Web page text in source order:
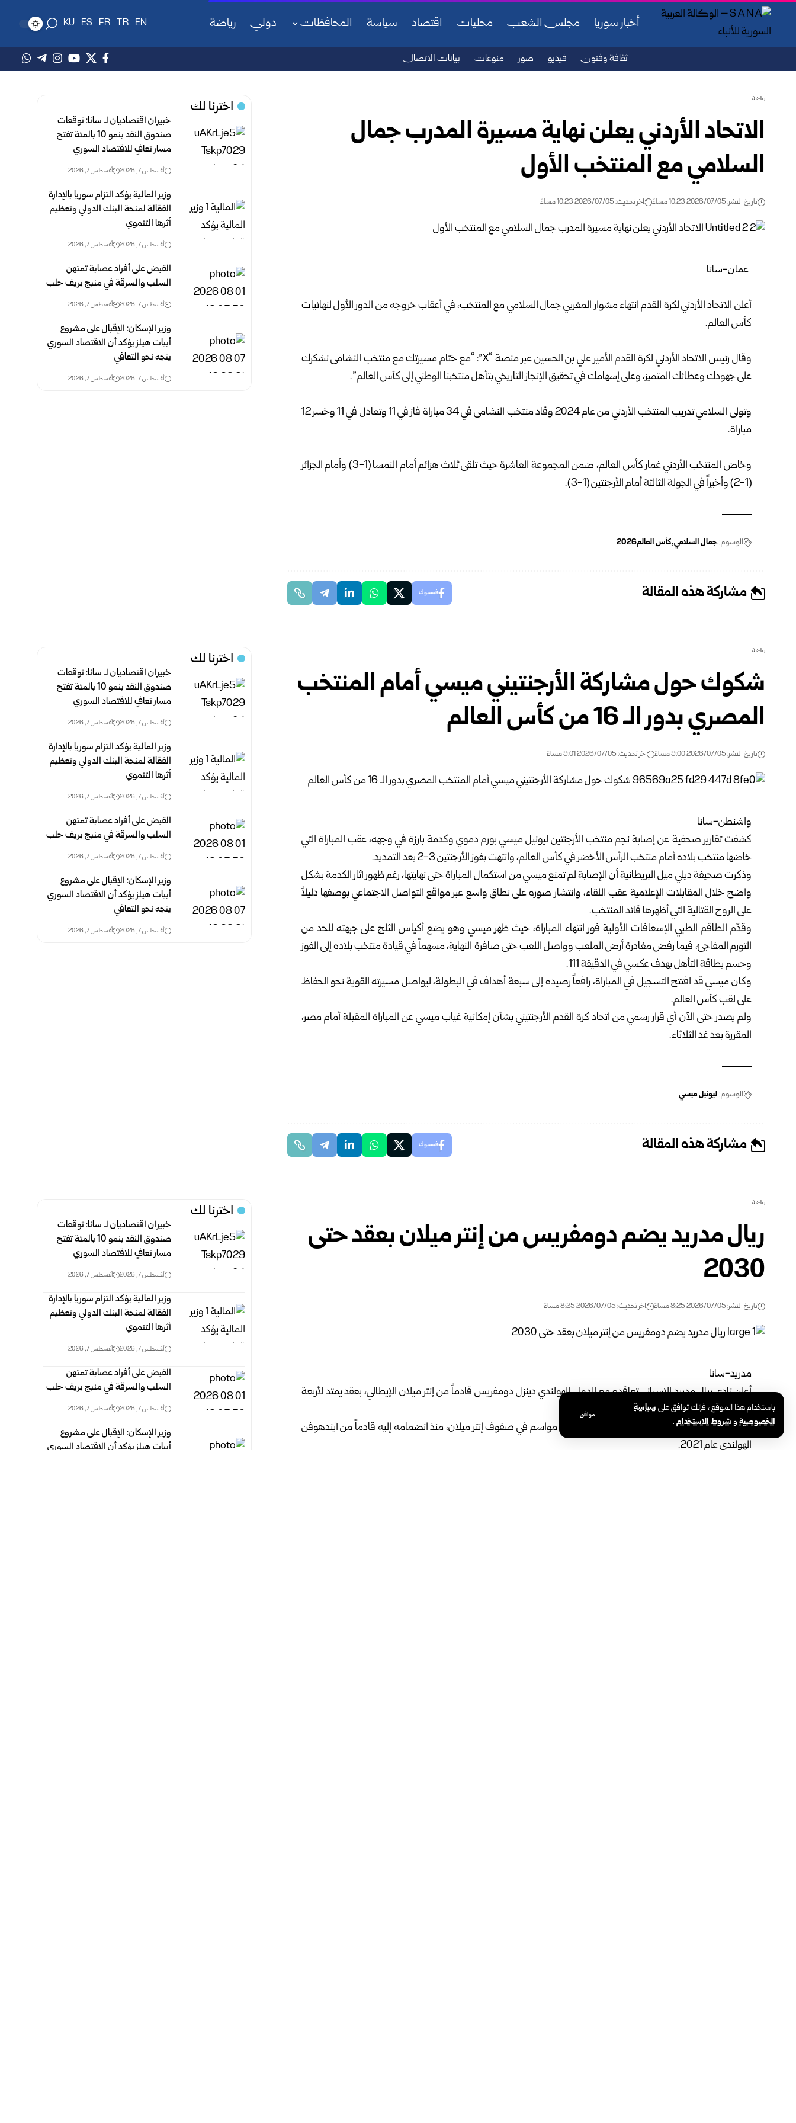
باستخدام هذا الموقع ، فإنك توافق علىسياسة
الخصوصيةوشروط الاستخدام.
موافق
أخبار سوريا مجلس الشعب محليات اقتصاد سياسة المحافظات دولي رياضة EN
TR
FR
ES
KU
ثقافة وفنون فيديو صور منوعات بيانات الاتصال
رياضة
الاتحاد الأردني يعلن نهاية مسيرة المدرب جمال
السلامي مع المنتخب الأول
تاريخ النشر: 2026/07/05 10:23 مساءً اخر تحديث: 2026/07/05 10:23 مساءً
عمان-سانا
أعلن الاتحاد الأردني لكرة القدم انتهاء مشوار المغربي جمال السلامي مع المنتخب، في أعقاب خروجه من الدور الأول لنهائيات
كأس العالم.
وقال رئيس الاتحاد الأردني لكرة القدم الأمير علي بن الحسين عبر منصة “X”: “مع ختام مسيرتك مع منتخب النشامى نشكرك
على جهودك وعطائك المتميز، وعلى إسهامك في تحقيق الإنجاز التاريخي بتأهل منتخبنا الوطني إلى كأس العالم”.
وتولى السلامي تدريب المنتخب الأردني من عام 2024 وقاد منتخب النشامى في 34 مباراة فاز في 11 وتعادل في 11 وخسر 12
مباراة.
وخاض المنتخب الأردني غمار كأس العالم، ضمن المجموعة العاشرة حيث تلقى ثلاث هزائم أمام النمسا (1-3) وأمام الجزائر
(1-2) وأخيراً في الجولة الثالثة أمام الأرجنتين (1-3).
الوسوم:جمال السلامي كأس العالم2026
مشاركة هذه المقالة فيسبوك
اخترنا لك
خبيران اقتصاديان لـ سانا: توقعات
صندوق النقد بنمو 10 بالمئة تفتح
مسار تعافٍ للاقتصاد السوري
أغسطس 7, 2026 أغسطس 7, 2026
وزير المالية يؤكد التزام سوريا بالإدارة
الفعّالة لمنحة البنك الدولي وتعظيم
أثرها التنموي
أغسطس 7, 2026 أغسطس 7, 2026
القبض على أفراد عصابة تمتهن
السلب والسرقة في منبج بريف حلب
أغسطس 7, 2026 أغسطس 7, 2026
وزير الإسكان: الإقبال على مشروع
أبيات هيلز يؤكد أن الاقتصاد السوري
يتجه نحو التعافي
أغسطس 7, 2026 أغسطس 7, 2026
رياضة
شكوك حول مشاركة الأرجنتيني ميسي أمام المنتخب
المصري بدور الـ 16 من كأس العالم
تاريخ النشر: 2026/07/05 9:00 مساءً اخر تحديث: 2026/07/05 9:01 مساءً
واشنطن-سانا
كشفت تقارير صحفية عن إصابة نجم منتخب الأرجنتين ليونيل ميسيبورم دموي وكدمة بارزة في وجهه، عقب المباراة التي
خاضها منتخب بلاده أمام منتخب الرأس الأخضر في كأس العالم، وانتهت بفوز الأرجنتين 3-2 بعد التمديد.
وذكرت صحيفة ديلي ميل البريطانية أن الإصابة لم تمنع ميسي من استكمال المباراة حتى نهايتها، رغم ظهور آثار الكدمة بشكل
واضح خلال المقابلات الإعلامية عقب اللقاء، وانتشار صوره على نطاق واسع عبر مواقع التواصل الاجتماعي بوصفها دليلاً
على الروح القتالية التي أظهرها قائد المنتخب.
وقدّم الطاقم الطبي الإسعافات الأولية فور انتهاء المباراة، حيث ظهر ميسي وهو يضع أكياس الثلج على جبهته للحد من
التورم المفاجئ، فيما رفض مغادرة أرض الملعب وواصل اللعب حتى صافرة النهاية، مسهماً في قيادة منتخب بلاده إلى الفوز
وحسم بطاقة التأهل بهدف عكسي في الدقيقة 111.
وكان ميسي قد افتتح التسجيل في المباراة، رافعاً رصيده إلى سبعة أهداف في البطولة، ليواصل مسيرته القوية نحو الحفاظ
على لقب كأس العالم.
ولم يصدر حتى الآن أي قرار رسمي من اتحاد كرة القدم الأرجنتيني بشأن إمكانية غياب ميسي عن المباراة المقبلة أمام مصر،
المقررة بعد غد الثلاثاء.
الوسوم:ليونيل ميسي
مشاركة هذه المقالة فيسبوك
اخترنا لك
خبيران اقتصاديان لـ سانا: توقعات
صندوق النقد بنمو 10 بالمئة تفتح
مسار تعافٍ للاقتصاد السوري
أغسطس 7, 2026 أغسطس 7, 2026
وزير المالية يؤكد التزام سوريا بالإدارة
الفعّالة لمنحة البنك الدولي وتعظيم
أثرها التنموي
أغسطس 7, 2026 أغسطس 7, 2026
القبض على أفراد عصابة تمتهن
السلب والسرقة في منبج بريف حلب
أغسطس 7, 2026 أغسطس 7, 2026
وزير الإسكان: الإقبال على مشروع
أبيات هيلز يؤكد أن الاقتصاد السوري
يتجه نحو التعافي
أغسطس 7, 2026 أغسطس 7, 2026
رياضة
ريال مدريد يضم دومفريس من إنتر ميلان بعقد حتى
2030‏
تاريخ النشر: 2026/07/05 8:25 مساءً اخر تحديث: 2026/07/05 8:25 مساءً
مدريد-سانا‏
أعلننادي ريال مدريدالإسباني تعاقده مع الدولي الهولندي دينزل دومفريس قادماً من إنتر ميلان الإيطالي، بعقد يمتد لأربعة
‏مواسم، حتى الـ 30 من حزيران عام 2030.
وأمضى دومفريس البالغ من العمر 30 عاماً، خمسة مواسم في صفوف إنتر ميلان، منذ انضمامه إليه قادماً من آيندهوفن
‏الهولندي عام 2021.
اخترنا لك
خبيران اقتصاديان لـ سانا: توقعات
صندوق النقد بنمو 10 بالمئة تفتح
مسار تعافٍ للاقتصاد السوري
أغسطس 7, 2026 أغسطس 7, 2026
وزير المالية يؤكد التزام سوريا بالإدارة
الفعّالة لمنحة البنك الدولي وتعظيم
أثرها التنموي
أغسطس 7, 2026 أغسطس 7, 2026
القبض على أفراد عصابة تمتهن
السلب والسرقة في منبج بريف حلب
أغسطس 7, 2026 أغسطس 7, 2026
وزير الإسكان: الإقبال على مشروع
أبيات هيلز يؤكد أن الاقتصاد السوري